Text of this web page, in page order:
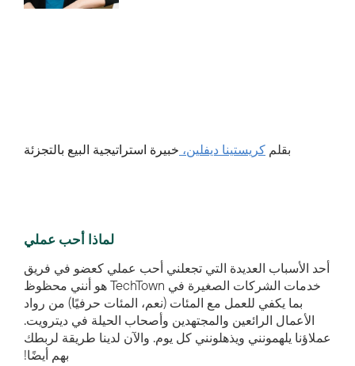
بقلمكريستينا ديفلين،خبيرة استراتيجية البيع بالتجزئة
لماذا أحب عملي
أحد الأسباب العديدة التي تجعلني أحب عملي كعضو في فريق
خدمات الشركات الصغيرة في TechTown هو أنني محظوظ
بما يكفي للعمل مع المئات (نعم، المئات حرفيًا) من رواد
الأعمال الرائعين والمجتهدين وأصحاب الحيلة في ديترويت.
عملاؤنا يلهمونني ويذهلونني كل يوم. والآن لدينا طريقة لربطك
بهم أيضًا!